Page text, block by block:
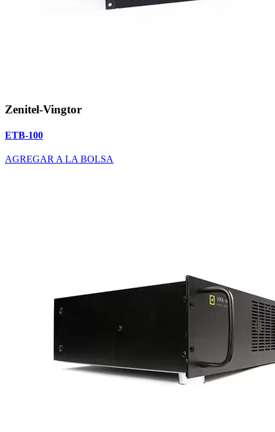
Zenitel-Vingtor
ETB-100
AGREGAR A LA BOLSA